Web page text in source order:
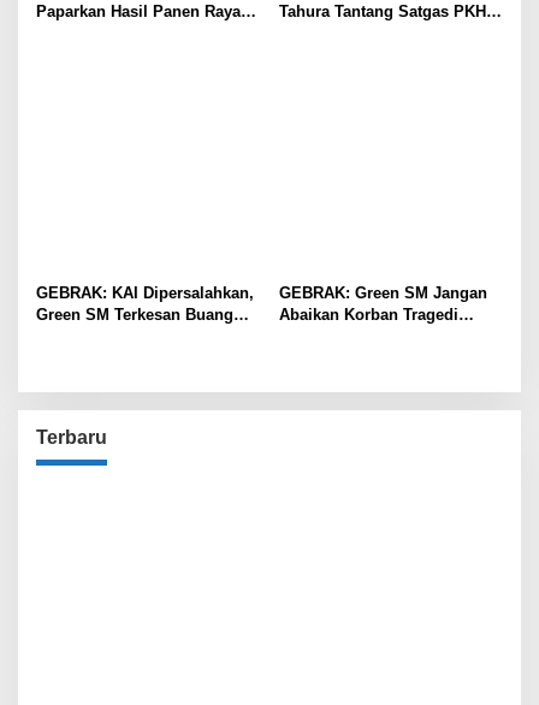
Paparkan Hasil Panen Raya
Tahura Tantang Satgas PKH,
GEBRAK: KAI Dipersalahkan,
Green SM Terkesan Buang
GEBRAK: Green SM Jangan
Abaikan Korban Tragedi
Terbaru